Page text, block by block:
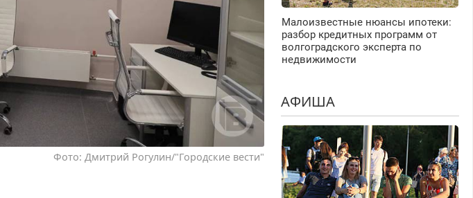
Фото: Дмитрий Рогулин/"Городские вести"
Малоизвестные нюансы ипотеки:
разбор кредитных программ от
волгоградского эксперта по
недвижимости
АФИША